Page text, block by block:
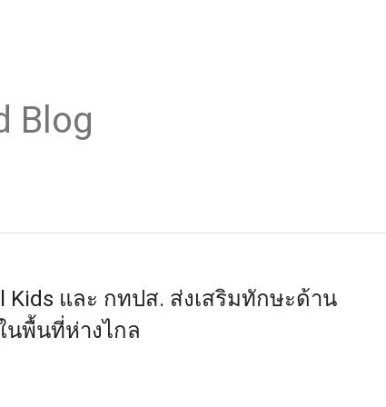
Blog
Kids และ กทปส. ส่งเสริมทักษะด้าน
นพื้นที่ห่างไกล